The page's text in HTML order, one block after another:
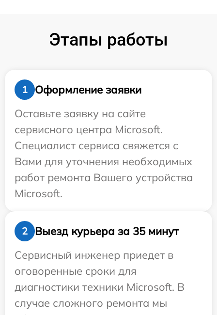
Этапы работы
1
Оформление заявки
Оставьте заявку на сайте
сервисного центра Microsoft.
Специалист сервиса свяжется с
Вами для уточнения необходимых
работ ремонта Вашего устройства
Microsoft.
2
Выезд курьера за 35 минут
Сервисный инженер приедет в
оговоренные сроки для
диагностики техники Microsoft. В
случае сложного ремонта мы